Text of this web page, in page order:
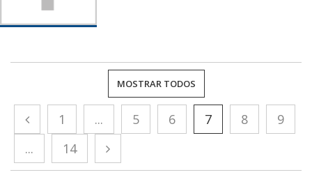
MOSTRAR TODOS
1 ... 5 6 7 8
9
...
14